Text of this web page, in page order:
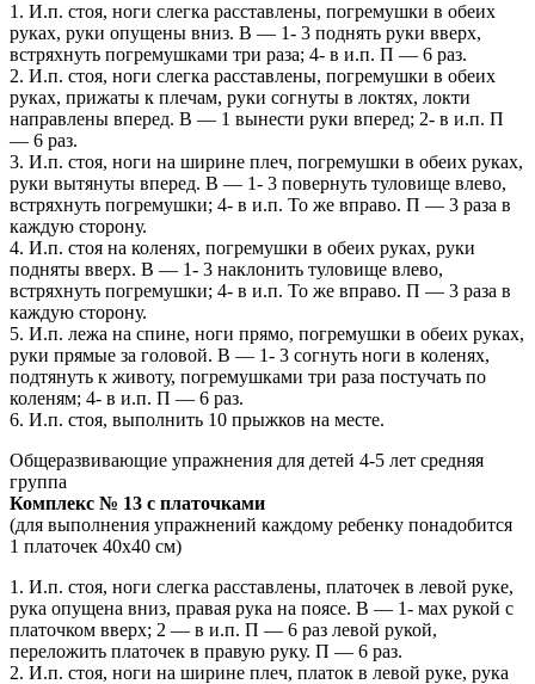
1. И.п. стоя, ноги слегка расставлены, погремушки в обеих
руках, руки опущены вниз. В — 1- 3 поднять руки вверх,
встряхнуть погремушками три раза; 4- в и.п. П — 6 раз.
2. И.п. стоя, ноги слегка расставлены, погремушки в обеих
руках, прижаты к плечам, руки согнуты в локтях, локти
направлены вперед. В — 1 вынести руки вперед; 2- в и.п. П
— 6 раз.
3. И.п. стоя, ноги на ширине плеч, погремушки в обеих руках,
руки вытянуты вперед. В — 1- 3 повернуть туловище влево,
встряхнуть погремушки; 4- в и.п. То же вправо. П — 3 раза в
каждую сторону.
4. И.п. стоя на коленях, погремушки в обеих руках, руки
подняты вверх. В — 1- 3 наклонить туловище влево,
встряхнуть погремушки; 4- в и.п. То же вправо. П — 3 раза в
каждую сторону.
5. И.п. лежа на спине, ноги прямо, погремушки в обеих руках,
руки прямые за головой. В — 1- 3 согнуть ноги в коленях,
подтянуть к животу, погремушками три раза постучать по
коленям; 4- в и.п. П — 6 раз.
6. И.п. стоя, выполнить 10 прыжков на месте.
Общеразвивающие упражнения для детей 4-5 лет средняя
группа
Комплекс № 13 с платочками
(для выполнения упражнений каждому ребенку понадобится
1 платочек 40х40 см)
1. И.п. стоя, ноги слегка расставлены, платочек в левой руке,
рука опущена вниз, правая рука на поясе. В — 1- мах рукой с
платочком вверх; 2 — в и.п. П — 6 раз левой рукой,
переложить платочек в правую руку. П — 6 раз.
2. И.п. стоя, ноги на ширине плеч, платок в левой руке, рука